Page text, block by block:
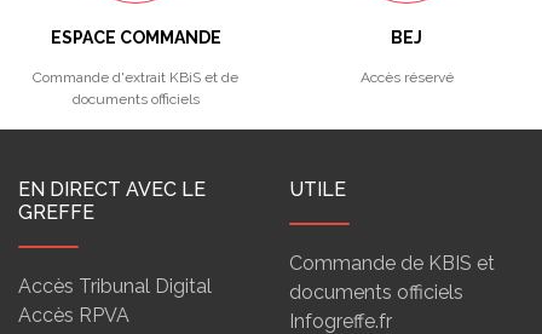
ESPACE COMMANDE
Commande d'extrait KBiS et de
documents officiels
BEJ
Accès réservé
EN DIRECT AVEC LE
GREFFE
Accès Tribunal Digital
Accès RPVA
UTILE
Commande de KBIS et
documents officiels
Infogreffe.fr